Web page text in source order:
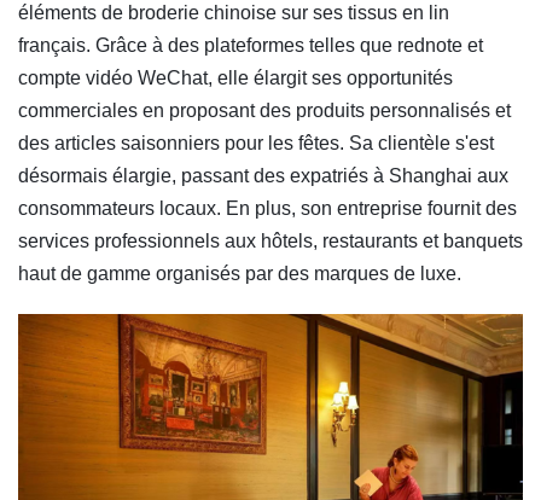
éléments de broderie chinoise sur ses tissus en lin
français. Grâce à des plateformes telles que rednote et
compte vidéo WeChat, elle élargit ses opportunités
commerciales en proposant des produits personnalisés et
des articles saisonniers pour les fêtes. Sa clientèle s'est
désormais élargie, passant des expatriés à Shanghai aux
consommateurs locaux. En plus, son entreprise fournit des
services professionnels aux hôtels, restaurants et banquets
haut de gamme organisés par des marques de luxe.